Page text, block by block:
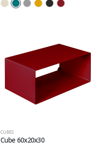
CUBES
Cube 60x20x30